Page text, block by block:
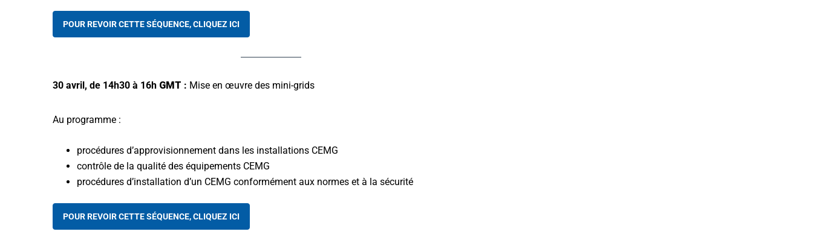
POUR REVOIR CETTE SÉQUENCE, CLIQUEZ ICI
30 avril, de 14h30 à 16h GMT : Mise en œuvre des mini-grids
Au programme :
procédures d’approvisionnement dans les installations CEMG
contrôle de la qualité des équipements CEMG
procédures d’installation d’un CEMG conformément aux normes et à la sécurité
POUR REVOIR CETTE SÉQUENCE, CLIQUEZ ICI